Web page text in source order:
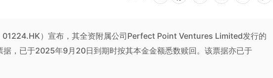
01224.HK）宣布，其全资附属公司Perfect Point Ventures Limited发行的
，已于2025年9月20日到期时按其本金金额悉数赎回。该票据亦已于